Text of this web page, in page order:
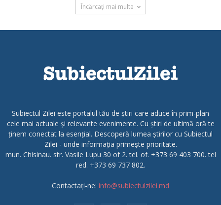
Încărcați mai multe
Subiectul Zilei este portalul tău de știri care aduce în prim-plan
cele mai actuale și relevante evenimente. Cu știri de ultimă oră te
ținem conectat la esențial. Descoperă lumea știrilor cu Subiectul
Zilei - unde informația primește prioritate.
mun. Chisinau. str. Vasile Lupu 30 of 2. tel. of. +373 69 403 700. tel
red. +373 69 737 802.
Contactați-ne: info@subiectulzilei.md